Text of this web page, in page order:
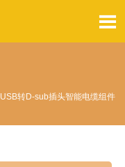

USB转D-sub插头智能电缆组件